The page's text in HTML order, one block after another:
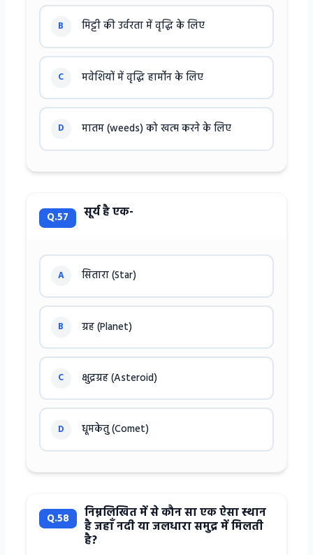
B मिट्टी की उर्वरता में वृद्धि के लिए
C मवेशियों में वृद्धि हार्मोन के लिए
D मातम (weeds) को खत्म करने के लिए
Q.57 सूर्य है एक-
A सितारा (Star)
B ग्रह (Planet)
C क्षुद्रग्रह (Asteroid)
D धूमकेतु (Comet)
Q.58 निम्नलिखित में से कौन सा एक ऐसा स्थान
है जहाँ नदी या जलधारा समुद्र में मिलती
है?